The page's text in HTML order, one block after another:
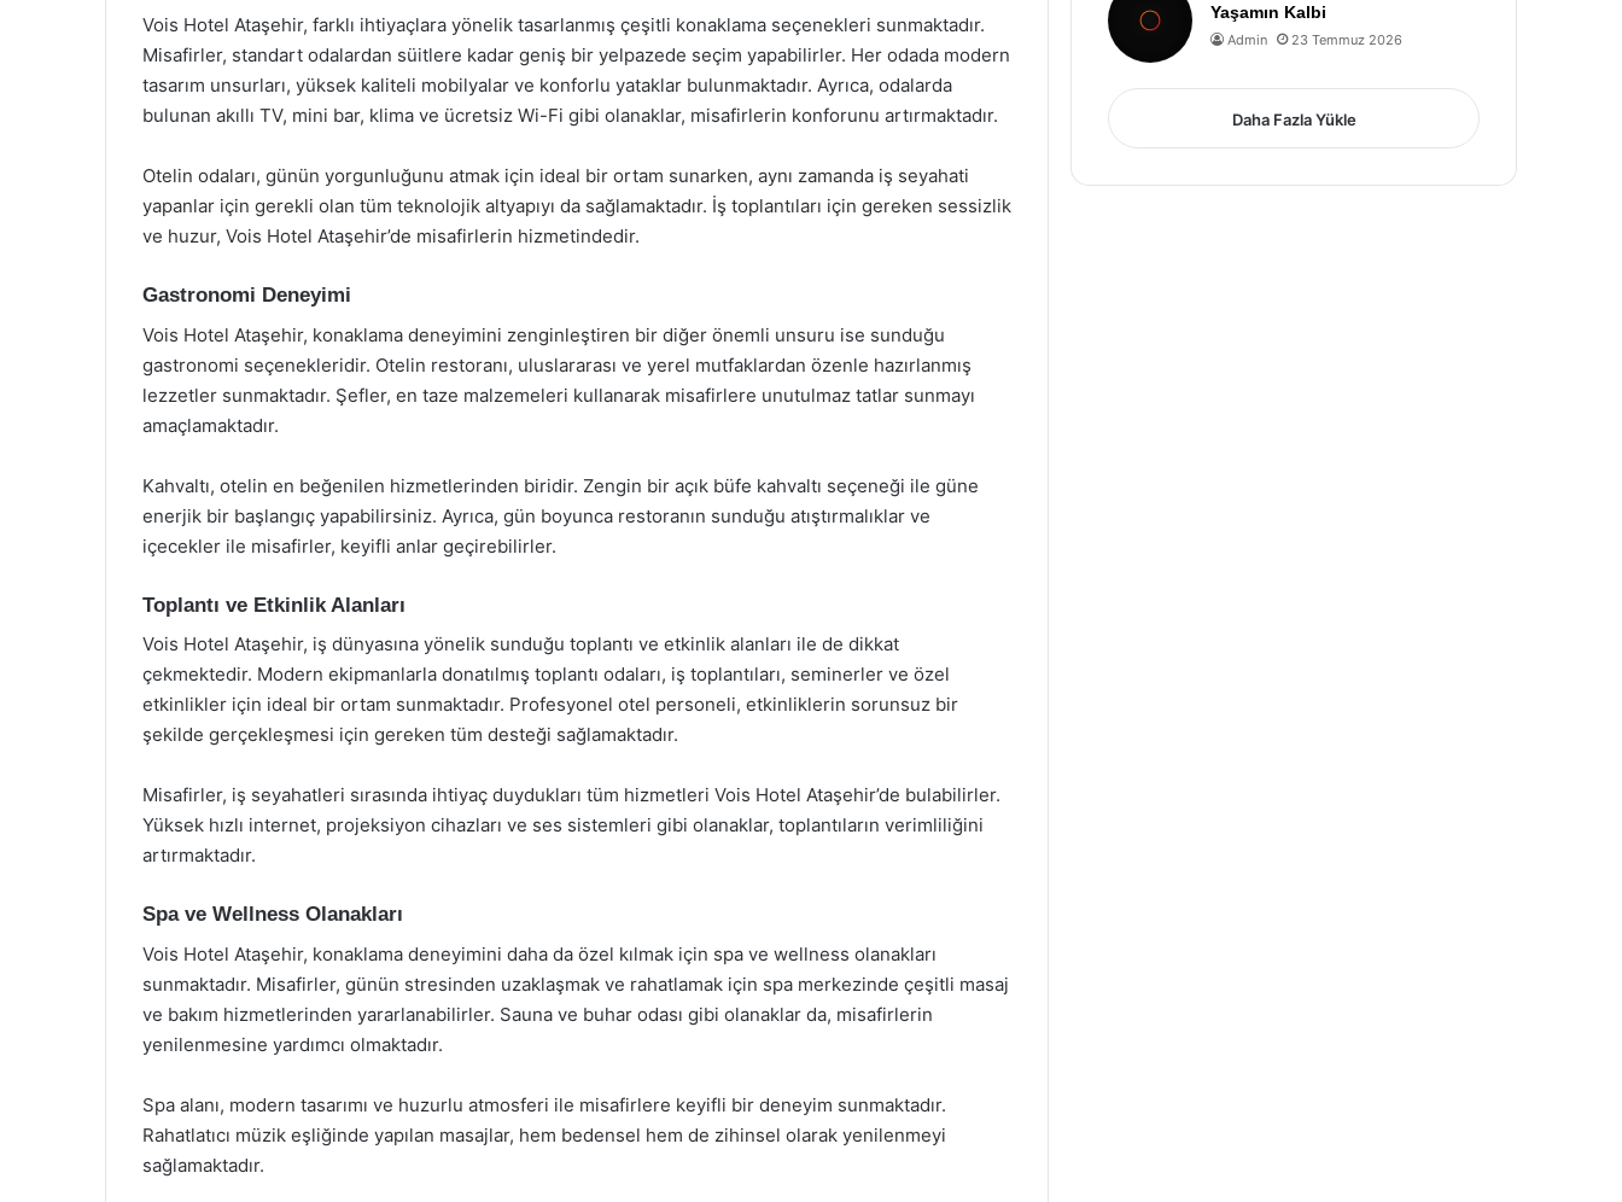
Vois Hotel Ataşehir, farklı ihtiyaçlara yönelik tasarlanmış çeşitli konaklama seçenekleri sunmaktadır.
Misafirler, standart odalardan süitlere kadar geniş bir yelpazede seçim yapabilirler. Her odada modern
tasarım unsurları, yüksek kaliteli mobilyalar ve konforlu yataklar bulunmaktadır. Ayrıca, odalarda
bulunan akıllı TV, mini bar, klima ve ücretsiz Wi-Fi gibi olanaklar, misafirlerin konforunu artırmaktadır.
Otelin odaları, günün yorgunluğunu atmak için ideal bir ortam sunarken, aynı zamanda iş seyahati
yapanlar için gerekli olan tüm teknolojik altyapıyı da sağlamaktadır. İş toplantıları için gereken sessizlik
ve huzur, Vois Hotel Ataşehir’de misafirlerin hizmetindedir.
Gastronomi Deneyimi
Vois Hotel Ataşehir, konaklama deneyimini zenginleştiren bir diğer önemli unsuru ise sunduğu
gastronomi seçenekleridir. Otelin restoranı, uluslararası ve yerel mutfaklardan özenle hazırlanmış
lezzetler sunmaktadır. Şefler, en taze malzemeleri kullanarak misafirlere unutulmaz tatlar sunmayı
amaçlamaktadır.
Kahvaltı, otelin en beğenilen hizmetlerinden biridir. Zengin bir açık büfe kahvaltı seçeneği ile güne
enerjik bir başlangıç yapabilirsiniz. Ayrıca, gün boyunca restoranın sunduğu atıştırmalıklar ve
içecekler ile misafirler, keyifli anlar geçirebilirler.
Toplantı ve Etkinlik Alanları
Vois Hotel Ataşehir, iş dünyasına yönelik sunduğu toplantı ve etkinlik alanları ile de dikkat
çekmektedir. Modern ekipmanlarla donatılmış toplantı odaları, iş toplantıları, seminerler ve özel
etkinlikler için ideal bir ortam sunmaktadır. Profesyonel otel personeli, etkinliklerin sorunsuz bir
şekilde gerçekleşmesi için gereken tüm desteği sağlamaktadır.
Misafirler, iş seyahatleri sırasında ihtiyaç duydukları tüm hizmetleri Vois Hotel Ataşehir’de bulabilirler.
Yüksek hızlı internet, projeksiyon cihazları ve ses sistemleri gibi olanaklar, toplantıların verimliliğini
artırmaktadır.
Spa ve Wellness Olanakları
Vois Hotel Ataşehir, konaklama deneyimini daha da özel kılmak için spa ve wellness olanakları
sunmaktadır. Misafirler, günün stresinden uzaklaşmak ve rahatlamak için spa merkezinde çeşitli masaj
ve bakım hizmetlerinden yararlanabilirler. Sauna ve buhar odası gibi olanaklar da, misafirlerin
yenilenmesine yardımcı olmaktadır.
Spa alanı, modern tasarımı ve huzurlu atmosferi ile misafirlere keyifli bir deneyim sunmaktadır.
Rahatlatıcı müzik eşliğinde yapılan masajlar, hem bedensel hem de zihinsel olarak yenilenmeyi
sağlamaktadır.
Yaşamın Kalbi
Admin 23 Temmuz 2026
Daha Fazla Yükle